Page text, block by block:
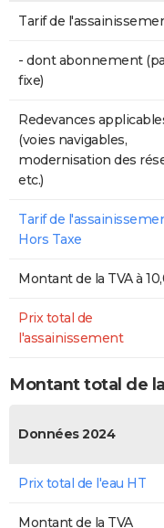
Tarif de
- dont abonnement
fixe)
Redevances
(voies navigables,
modernisation des
etc.)
Tarif de
Hors Taxe
Montant de la TVA à
Prix total de
l'assainissement
Montant total de
Données 2024
Prix total de l'eau HT
Montant de la TVA